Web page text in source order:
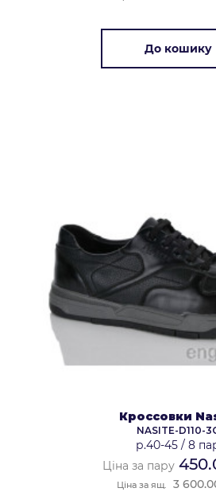
До кошику
Кроссовки
NASITE-D110-
р.40-45 / 8
Ціна за пару
Ціна за ящ. 3